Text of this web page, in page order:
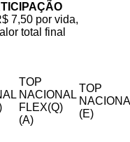
7,50 por vida,
total final
TOP
NACIONAL
FLEX(Q)
(A)
TOP
(E)